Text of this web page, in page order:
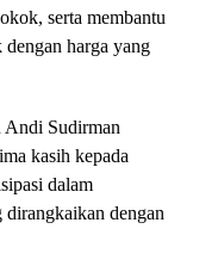
serta membantu
harga yang
Andi Sudirman
kasih kepada
dalam
dirangkaikan dengan